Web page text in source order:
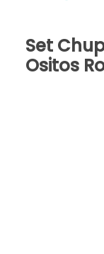
Set
Ositos